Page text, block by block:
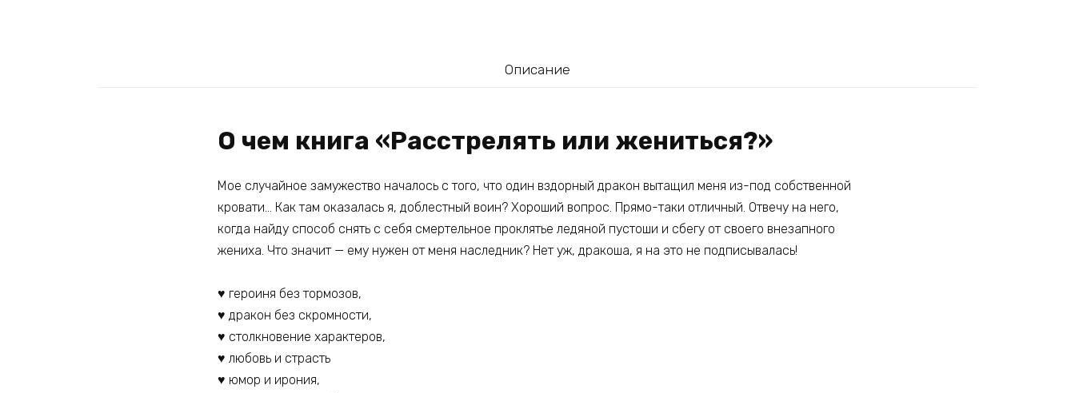
Описание
О чем книга «Расстрелять или жениться?»
Мое случайное замужество началось с того, что один вздорный дракон вытащил меня из-под собственной
кровати… Как там оказалась я, доблестный воин? Хороший вопрос. Прямо-таки отличный. Отвечу на него,
когда найду способ снять с себя смертельное проклятье ледяной пустоши и сбегу от своего внезапного
жениха. Что значит — ему нужен от меня наследник? Нет уж, дракоша, я на это не подписывалась!
♥️ героиня без тормозов,
♥️ дракон без скромности,
♥️ столкновение характеров,
♥️ любовь и страсть
♥️ юмор и ирония,